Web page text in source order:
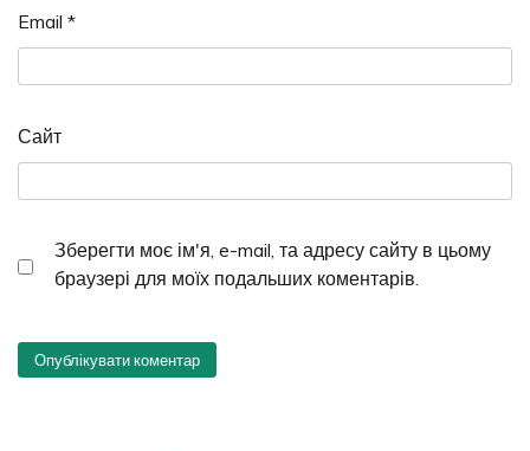
Email *
Сайт
Зберегти моє ім'я, e-mail, та адресу сайту в цьому
браузері для моїх подальших коментарів.